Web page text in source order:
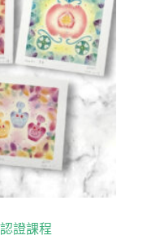
證課程